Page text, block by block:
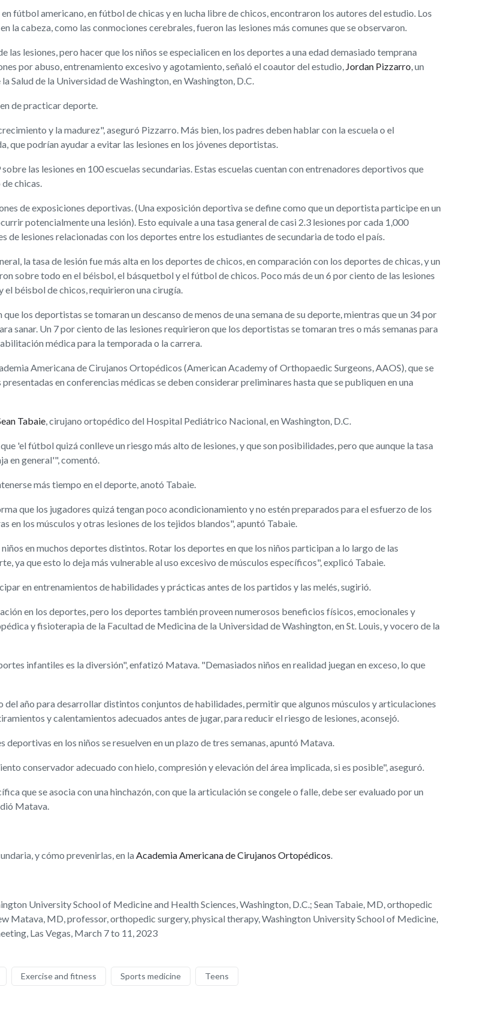
fútbol americano, en fútbol de chicas y en lucha libre de chicos, encontraron los autores del estudio. Los
la cabeza, como las conmociones cerebrales, fueron las lesiones más comunes que se observaron.
lesiones, pero hacer que los niños se especialicen en los deportes a una edad demasiado temprana
por abuso, entrenamiento excesivo y agotamiento, señaló el coautor del estudio, Jordan Pizzarro, un
Salud de la Universidad de Washington, en Washington, D.C.
de practicar deporte.
y la madurez", aseguró Pizzarro. Más bien, los padres deben hablar con la escuela o el
podrían ayudar a evitar las lesiones en los jóvenes deportistas.
las lesiones en 100 escuelas secundarias. Estas escuelas cuentan con entrenadores deportivos que
chicas.
de exposiciones deportivas. (Una exposición deportiva se define como que un deportista participe en un
potencialmente una lesión). Esto equivale a una tasa general de casi 2.3 lesiones por cada 1,000
de lesiones relacionadas con los deportes entre los estudiantes de secundaria de todo el país.
la tasa de lesión fue más alta en los deportes de chicos, en comparación con los deportes de chicas, y un
sobre todo en el béisbol, el básquetbol y el fútbol de chicos. Poco más de un 6 por ciento de las lesiones
el béisbol de chicos, requirieron una cirugía.
los deportistas se tomaran un descanso de menos de una semana de su deporte, mientras que un 34 por
sanar. Un 7 por ciento de las lesiones requirieron que los deportistas se tomaran tres o más semanas para
médica para la temporada o la carrera.
Americana de Cirujanos Ortopédicos (American Academy of Orthopaedic Surgeons, AAOS), que se
en conferencias médicas se deben considerar preliminares hasta que se publiquen en una
Tabaie, cirujano ortopédico del Hospital Pediátrico Nacional, en Washington, D.C.
'el fútbol quizá conlleve un riesgo más alto de lesiones, y que son posibilidades, pero que aunque la tasa
en general'", comentó.
más tiempo en el deporte, anotó Tabaie.
que los jugadores quizá tengan poco acondicionamiento y no estén preparados para el esfuerzo de los
en los músculos y otras lesiones de los tejidos blandos", apuntó Tabaie.
en muchos deportes distintos. Rotar los deportes en que los niños participan a lo largo de las
ya que esto lo deja más vulnerable al uso excesivo de músculos específicos", explicó Tabaie.
en entrenamientos de habilidades y prácticas antes de los partidos y las melés, sugirió.
en los deportes, pero los deportes también proveen numerosos beneficios físicos, emocionales y
y fisioterapia de la Facultad de Medicina de la Universidad de Washington, en St. Louis, y vocero de la
infantiles es la diversión", enfatizó Matava. "Demasiados niños en realidad juegan en exceso, lo que
año para desarrollar distintos conjuntos de habilidades, permitir que algunos músculos y articulaciones
y calentamientos adecuados antes de jugar, para reducir el riesgo de lesiones, aconsejó.
en los niños se resuelven en un plazo de tres semanas, apuntó Matava.
conservador adecuado con hielo, compresión y elevación del área implicada, si es posible", aseguró.
que se asocia con una hinchazón, con que la articulación se congele o falle, debe ser evaluado por un
Matava.
y cómo prevenirlas, en la Academia Americana de Cirujanos Ortopédicos.
University School of Medicine and Health Sciences, Washington, D.C.; Sean Tabaie, MD, orthopedic
Matava, MD, professor, orthopedic surgery, physical therapy, Washington University School of Medicine,
Las Vegas, March 7 to 11, 2023
Exercise and fitness Sports medicine Teens